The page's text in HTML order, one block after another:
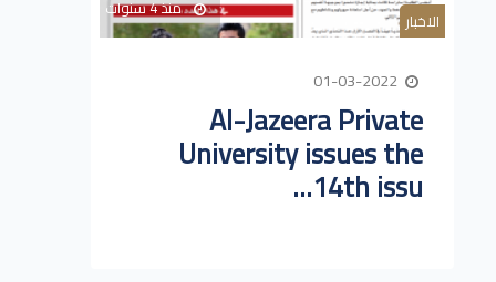
الاخبار منذ 4 سنوات
Al-Jazeera Private
University issues the
14th issu...